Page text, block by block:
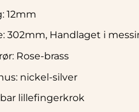
12mm
302mm, Handlaget i
Rose-brass
nickel-silver
lillefingerkrok